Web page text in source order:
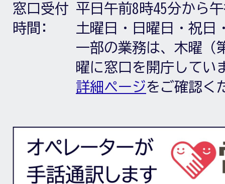
窓口受付
時間:
平日午前8時45分から
土曜日・日曜日・祝日
一部の業務は、木曜（
曜に窓口を開庁してい
詳細ページをご確認く